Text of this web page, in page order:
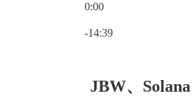
0:00
-14:39
JBW、